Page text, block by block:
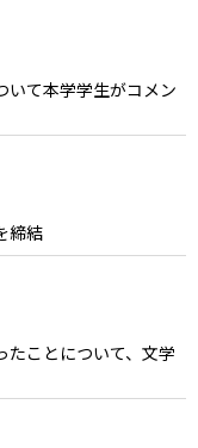
いて本学学生がコメン
締結
たことについて、文学